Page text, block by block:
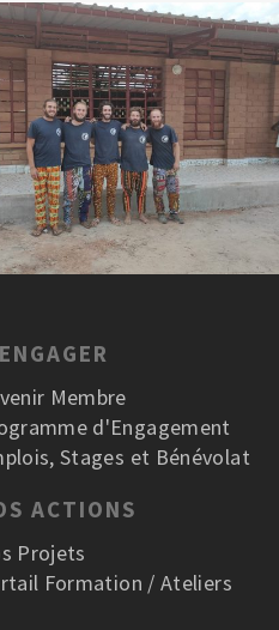
Membre
d'Engagement
Stages et Bénévolat
ACTIONS
Projets
Formation / Ateliers